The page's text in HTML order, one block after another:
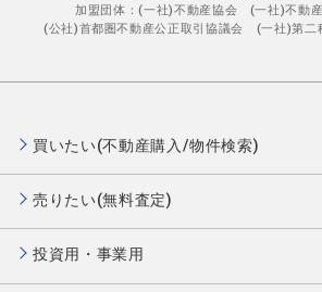
加盟団体：(一社)不動産協会 (一社)不動
(公社)首都圏不動産公正取引協議会 (一社)第二
買いたい(不動産購入/物件検索)
売りたい(無料査定)
投資用・事業用